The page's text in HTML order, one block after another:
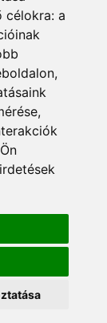
célokra: a
,